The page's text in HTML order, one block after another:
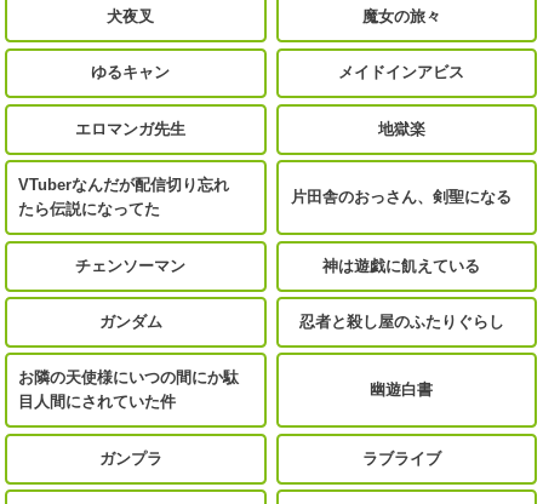
犬夜叉 魔女の旅々
ゆるキャン メイドインアビス
エロマンガ先生 地獄楽
VTuberなんだが配信切り忘れ
たら伝説になってた
片田舎のおっさん、剣聖になる
チェンソーマン 神は遊戯に飢えている
ガンダム 忍者と殺し屋のふたりぐらし
お隣の天使様にいつの間にか駄
目人間にされていた件
幽遊白書
ガンプラ ラブライブ